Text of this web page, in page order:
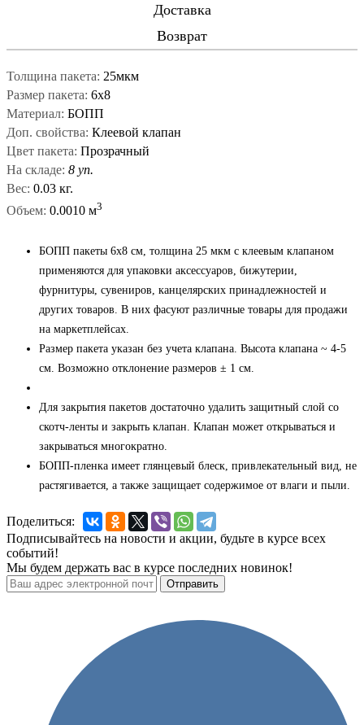
Доставка
Возврат
Толщина пакета: 25мкм
Размер пакета: 6x8
Материал: БОПП
Доп. свойства: Клеевой клапан
Цвет пакета: Прозрачный
На складе: 8 уп.
Вес: 0.03 кг.
Объем: 0.0010 м3
БОПП пакеты 6x8 см, толщина 25 мкм с клеевым клапаном
применяются для упаковки аксессуаров, бижутерии,
фурнитуры, сувениров, канцелярских принадлежностей и
других товаров. В них фасуют различные товары для продажи
на маркетплейсах.
Размер пакета указан без учета клапана. Высота клапана ~ 4-5
см. Возможно отклонение размеров ± 1 см.
Для закрытия пакетов достаточно удалить защитный слой со
скотч-ленты и закрыть клапан. Клапан может открываться и
закрываться многократно.
БОПП-пленка имеет глянцевый блеск, привлекательный вид, не
растягивается, а также защищает содержимое от влаги и пыли.
Поделиться:
Подписывайтесь на новости и акции, будьте в курсе всех
событий!
Мы будем держать вас в курсе последних новинок!